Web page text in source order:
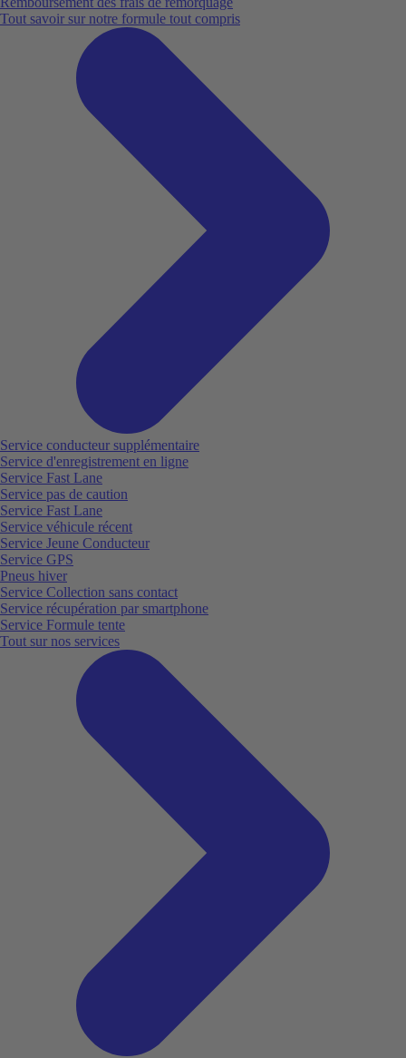
Tout savoir sur notre formule tout compris
Service conducteur supplémentaire
Service d'enregistrement en ligne
Service Fast Lane
Service pas de caution
Service Fast Lane
Service véhicule récent
Service Jeune Conducteur
Service GPS
Pneus hiver
Service Collection sans contact
Service récupération par smartphone
Service Formule tente
Tout sur nos services